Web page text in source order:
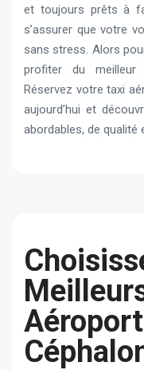
et toujours prêts à
s’assurer que votre
sans stress. Alors
profiter du
Réservez votre taxi
aujourd’hui et
abordables, de